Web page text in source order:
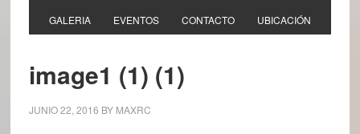
GALERIA EVENTOS CONTACTO UBICACIÓN
image1 (1) (1)
JUNIO 22, 2016 BY MAXRC